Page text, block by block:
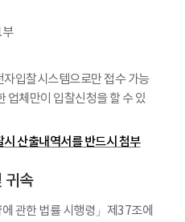
부
입찰시스템으로만 접수 가능
업체만이 입찰신청을 할 수 있
산출내역서를 반드시 첨부
귀속
관한 법률 시행령」제37조에